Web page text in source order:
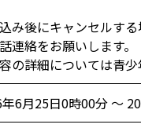
み後にキャンセルす
連絡をお願いします。
の詳細については青
6月25日0時00分 ～